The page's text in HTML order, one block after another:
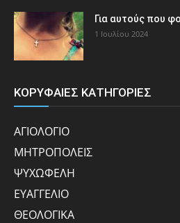
Για αυτούς που
1 Ιουλίου 2024
ΚΟΡΥΦΑΙΕΣ ΚΑΤΗΓΟΡΙΕΣ
ΑΓΙΟΛΟΓΙΟ
ΜΗΤΡΟΠΟΛΕΙΣ
ΨΥΧΩΦΕΛΗ
ΕΥΑΓΓΕΛΙΟ
ΘΕΟΛΟΓΙΚΑ